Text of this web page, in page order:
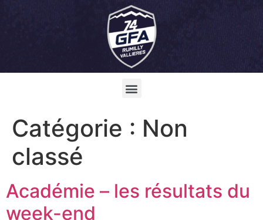
Catégorie : Non
classé
Académie – les résultats du
week-end